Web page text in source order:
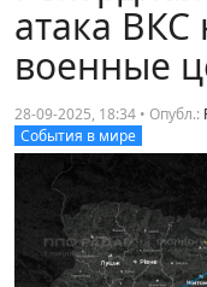
атака ВКС
военные
28-09-2025, 18:34 • Опубл.:
События в мире